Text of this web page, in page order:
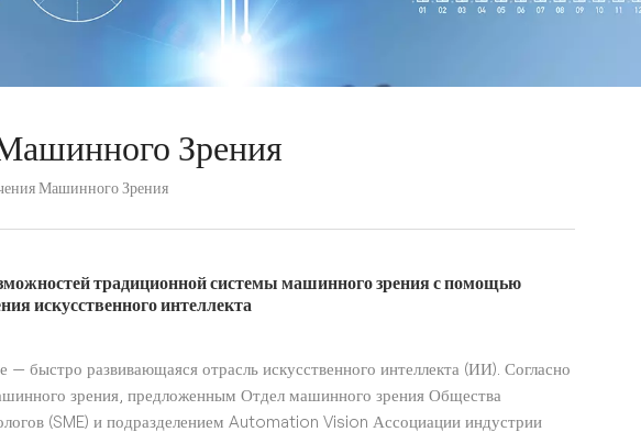
Зрения
Машинного Зрения
традиционной системы машинного зрения с помощью
искусственного интеллекта
быстро развивающаяся отрасль искусственного интеллекта (ИИ). Согласно
зрения, предложенным Отдел машинного зрения Общества
(SME) и подразделением Automation Vision Ассоциации индустрии